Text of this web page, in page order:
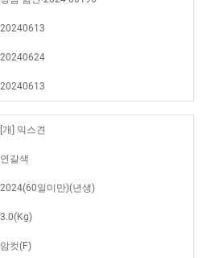
20240613
20240624
20240613
[개] 믹스견
연갈색
2024(60일미만)(년생)
3.0(Kg)
암컷(F)